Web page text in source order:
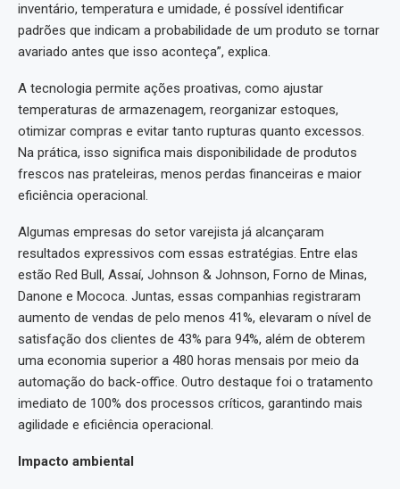
inventário, temperatura e umidade, é possível identificar
padrões que indicam a probabilidade de um produto se tornar
avariado antes que isso aconteça”, explica.
A tecnologia permite ações proativas, como ajustar
temperaturas de armazenagem, reorganizar estoques,
otimizar compras e evitar tanto rupturas quanto excessos.
Na prática, isso significa mais disponibilidade de produtos
frescos nas prateleiras, menos perdas financeiras e maior
eficiência operacional.
Algumas empresas do setor varejista já alcançaram
resultados expressivos com essas estratégias. Entre elas
estão Red Bull, Assaí, Johnson & Johnson, Forno de Minas,
Danone e Mococa. Juntas, essas companhias registraram
aumento de vendas de pelo menos 41%, elevaram o nível de
satisfação dos clientes de 43% para 94%, além de obterem
uma economia superior a 480 horas mensais por meio da
automação do back-office. Outro destaque foi o tratamento
imediato de 100% dos processos críticos, garantindo mais
agilidade e eficiência operacional.
Impacto ambiental